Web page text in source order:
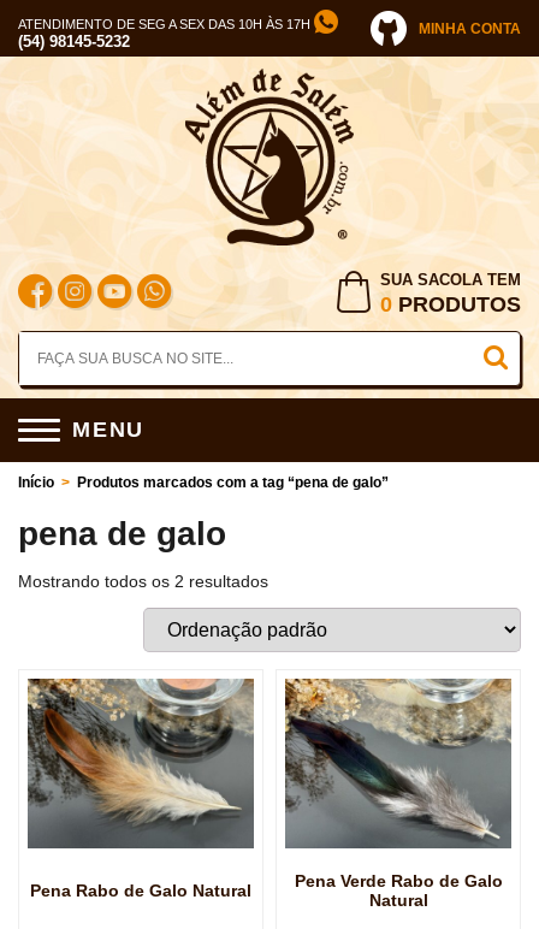
ATENDIMENTO DE SEG A SEX DAS 10H ÀS 17H
(54) 98145-5232
MINHA CONTA
SUA SACOLA TEM
0 PRODUTOS
MENU
Início > Produtos marcados com a tag “pena de galo”
pena de galo
Mostrando todos os 2 resultados
Pena Rabo de Galo Natural
Pena Verde Rabo de Galo
Natural